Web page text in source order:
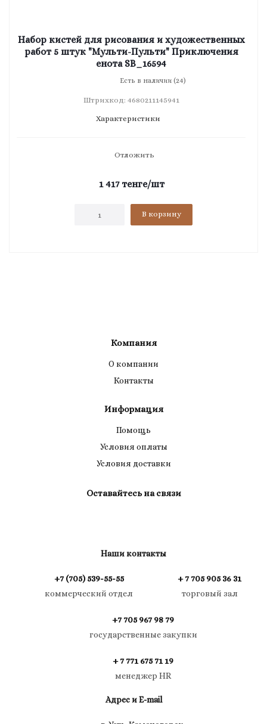
Набор кистей для рисования и художественных
работ 5 штук "Мульти-Пульти" Приключения
енота SB_16594
Есть в наличии (24)
Штрихкод: 4680211145941
Характеристики
Отложить
1 417тенге/шт
В корзину
Компания
О компании
Контакты
Информация
Помощь
Условия оплаты
Условия доставки
Оставайтесь на связи
Наши контакты
+7 (705) 539-55-55
коммерческий отдел
+ 7 705 905 36 31
торговый зал
+7 705 967 98 79
государственные закупки
+ 7 771 675 71 19
менеджер HR
Адрес и E-mail